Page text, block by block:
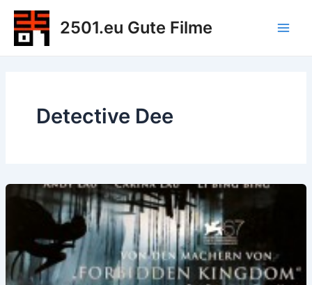
Zum
Inhalt
springen
2501.eu Gute Filme
Detective Dee